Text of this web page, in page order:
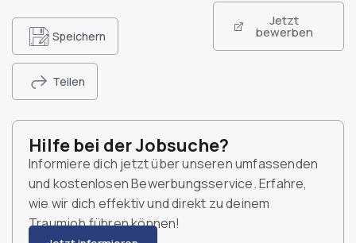
Speichern
Teilen
Jetzt
bewerben
Hilfe bei der Jobsuche?
Informiere dich jetzt über unseren umfassenden
und kostenlosen Bewerbungsservice. Erfahre,
wie wir dich effektiv und direkt zu deinem
Traumjob führen können!